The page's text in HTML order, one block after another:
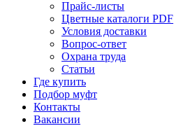
Прайс-листы
Цветные каталоги PDF
Условия доставки
Вопрос-ответ
Охрана труда
Статьи
Где купить
Подбор муфт
Контакты
Вакансии